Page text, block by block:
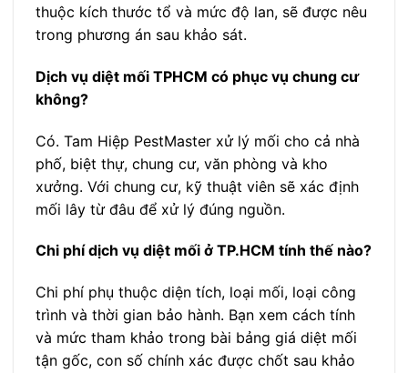
thuộc kích thước tổ và mức độ lan, sẽ được nêu
trong phương án sau khảo sát.
Dịch vụ diệt mối TPHCM có phục vụ chung cư
không?
Có. Tam Hiệp PestMaster xử lý mối cho cả nhà
phố, biệt thự, chung cư, văn phòng và kho
xưởng. Với chung cư, kỹ thuật viên sẽ xác định
mối lây từ đâu để xử lý đúng nguồn.
Chi phí dịch vụ diệt mối ở TP.HCM tính thế nào?
Chi phí phụ thuộc diện tích, loại mối, loại công
trình và thời gian bảo hành. Bạn xem cách tính
và mức tham khảo trong bài bảng giá diệt mối
tận gốc, con số chính xác được chốt sau khảo